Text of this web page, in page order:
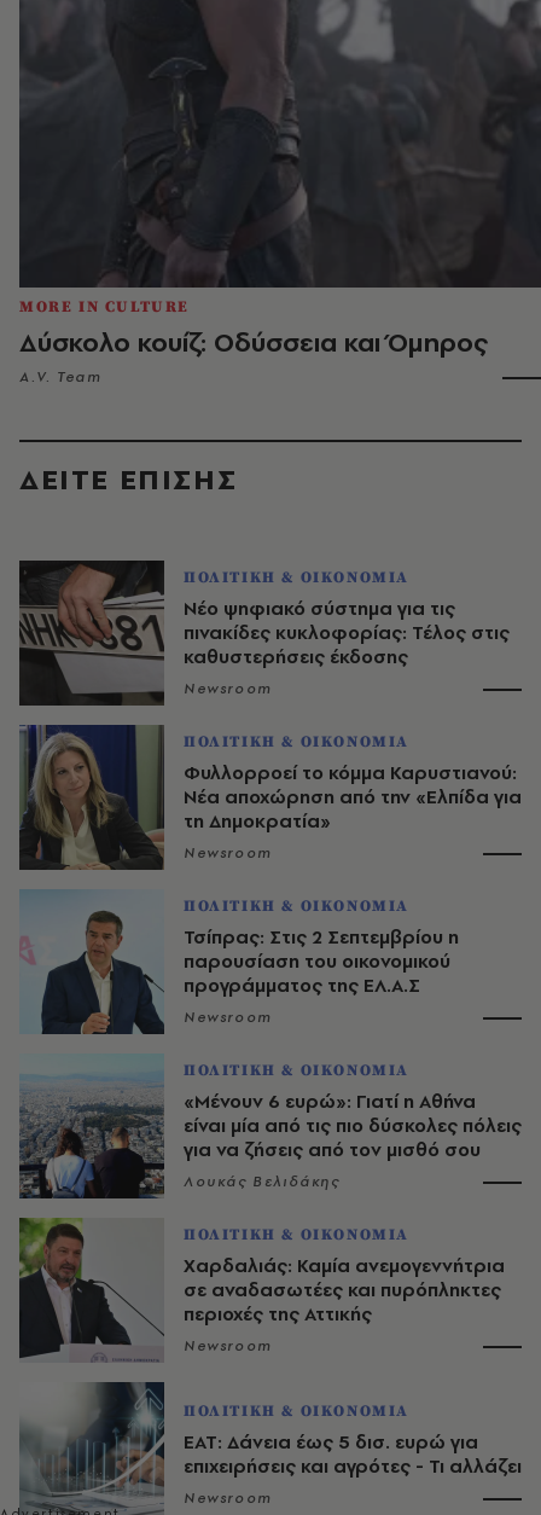
MORE IN CULTURE
Δύσκολο κουίζ: Οδύσσεια και Όμηρος
A.V. Team
ΔΕΙΤΕ ΕΠΙΣΗΣ
ΠΟΛΙΤΙΚΗ & ΟΙΚΟΝΟΜΙΑ
Νέο ψηφιακό σύστημα για τις
πινακίδες κυκλοφορίας: Τέλος στις
καθυστερήσεις έκδοσης
Newsroom
ΠΟΛΙΤΙΚΗ & ΟΙΚΟΝΟΜΙΑ
Φυλλορροεί το κόμμα Καρυστιανού:
Νέα αποχώρηση από την «Ελπίδα για
τη Δημοκρατία»
Newsroom
ΠΟΛΙΤΙΚΗ & ΟΙΚΟΝΟΜΙΑ
Τσίπρας: Στις 2 Σεπτεμβρίου η
παρουσίαση του οικονομικού
προγράμματος της ΕΛ.Α.Σ
Newsroom
ΠΟΛΙΤΙΚΗ & ΟΙΚΟΝΟΜΙΑ
«Μένουν 6 ευρώ»: Γιατί η Αθήνα
είναι μία από τις πιο δύσκολες πόλεις
για να ζήσεις από τον μισθό σου
Λουκάς Βελιδάκης
ΠΟΛΙΤΙΚΗ & ΟΙΚΟΝΟΜΙΑ
Χαρδαλιάς: Καμία ανεμογεννήτρια
σε αναδασωτέες και πυρόπληκτες
περιοχές της Αττικής
Newsroom
ΠΟΛΙΤΙΚΗ & ΟΙΚΟΝΟΜΙΑ
ΕΑΤ: Δάνεια έως 5 δισ. ευρώ για
επιχειρήσεις και αγρότες - Τι αλλάζει
Newsroom